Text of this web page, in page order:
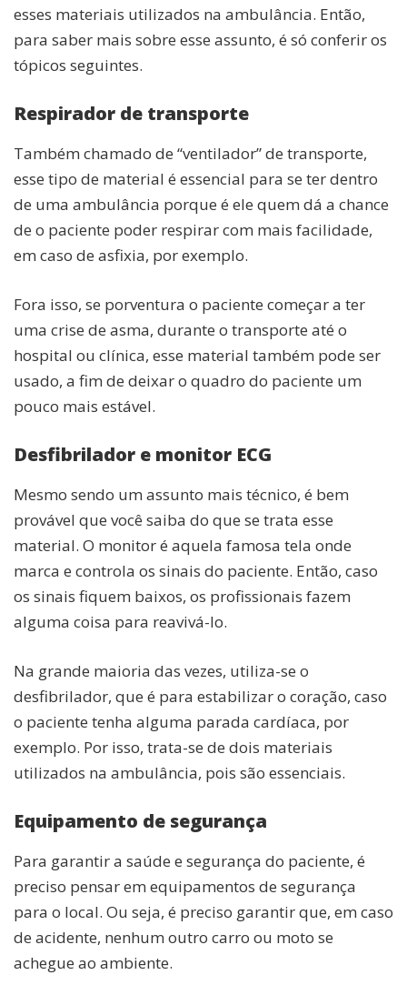
esses materiais utilizados na ambulância. Então,
para saber mais sobre esse assunto, é só conferir os
tópicos seguintes.
Respirador de transporte
Também chamado de “ventilador” de transporte,
esse tipo de material é essencial para se ter dentro
de uma ambulância porque é ele quem dá a chance
de o paciente poder respirar com mais facilidade,
em caso de asfixia, por exemplo.
Fora isso, se porventura o paciente começar a ter
uma crise de asma, durante o transporte até o
hospital ou clínica, esse material também pode ser
usado, a fim de deixar o quadro do paciente um
pouco mais estável.
Desfibrilador e monitor ECG
Mesmo sendo um assunto mais técnico, é bem
provável que você saiba do que se trata esse
material. O monitor é aquela famosa tela onde
marca e controla os sinais do paciente. Então, caso
os sinais fiquem baixos, os profissionais fazem
alguma coisa para reavivá-lo.
Na grande maioria das vezes, utiliza-se o
desfibrilador, que é para estabilizar o coração, caso
o paciente tenha alguma parada cardíaca, por
exemplo. Por isso, trata-se de dois materiais
utilizados na ambulância, pois são essenciais.
Equipamento de segurança
Para garantir a saúde e segurança do paciente, é
preciso pensar em equipamentos de segurança
para o local. Ou seja, é preciso garantir que, em caso
de acidente, nenhum outro carro ou moto se
achegue ao ambiente.